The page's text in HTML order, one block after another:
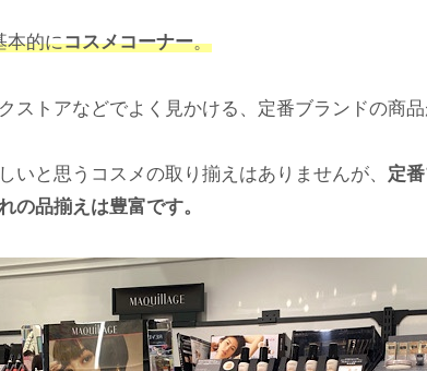
本的にコスメコーナー。
ストアなどでよく見かける、定番ブランドの商
いと思うコスメの取り揃えはありませんが、 定
の品揃えは豊富です。